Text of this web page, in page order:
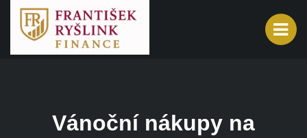
Vánoční nákupy na